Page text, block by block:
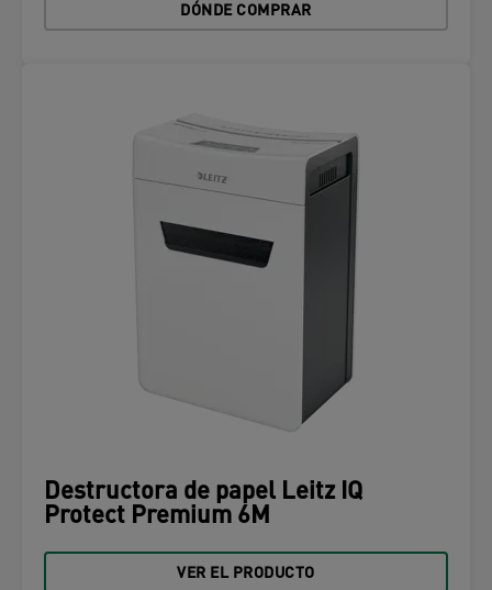
DÓNDE COMPRAR
Destructora de papel Leitz IQ
Protect Premium 6M
VER EL PRODUCTO